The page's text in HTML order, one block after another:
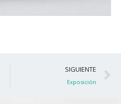
SIGUIENTE
Exposición